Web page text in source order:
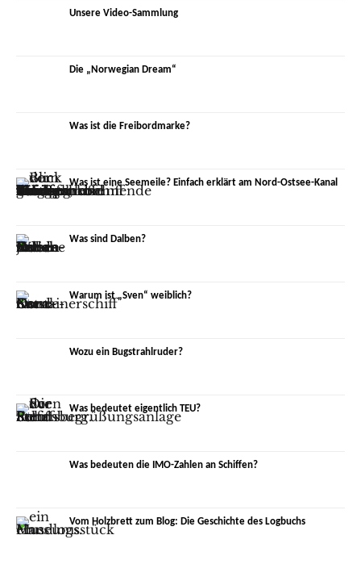
Unsere Video-Sammlung
Die „Norwegian Dream“
Was ist die Freibordmarke?
Was ist eine Seemeile? Einfach erklärt am Nord-Ostsee-Kanal
Was sind Dalben?
Warum ist „Sven“ weiblich?
Wozu ein Bugstrahlruder?
Was bedeutet eigentlich TEU?
Was bedeuten die IMO-Zahlen an Schiffen?
Vom Holzbrett zum Blog: Die Geschichte des Logbuchs